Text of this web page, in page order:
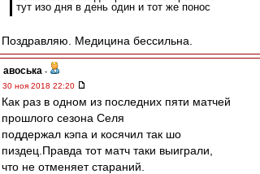
тут изо дня в день один и тот же понос
Поздравляю. Медицина бессильна.
авоська -
30 ноя 2018 22:20
Как раз в одном из последних пяти матчей
прошлого сезона Селя
поддержал кэпа и косячил так шо
пиздец.Правда тот матч таки выиграли,
что не отменяет стараний.